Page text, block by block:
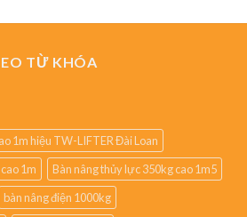
TỪ KHÓA
1m hiệu TW-LIFTER Đài Loan
1m
Bàn nâng thủy lực 350kg cao 1m5
bàn nâng điện 1000kg